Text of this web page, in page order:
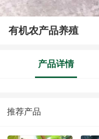
有机农产品养殖
产品详情
推荐产品